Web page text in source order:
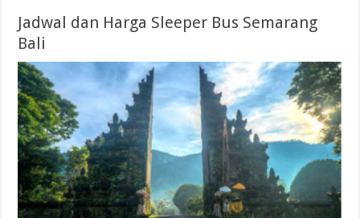
Jadwal dan Harga Sleeper Bus Semarang
Bali